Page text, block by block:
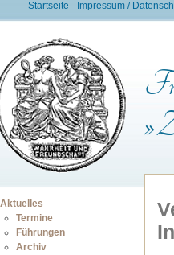
Startseite Impressum /
Aktuelles
Termine
Führungen
Archiv